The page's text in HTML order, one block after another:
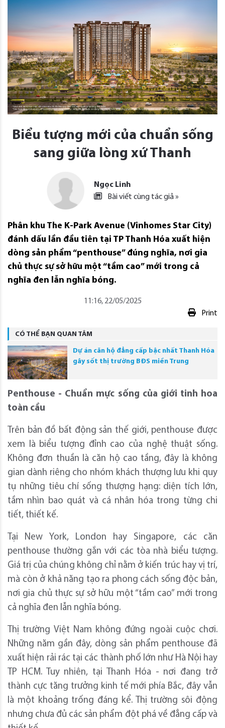
Biểu tượng mới của chuẩn sống
sang giữa lòng xứ Thanh
Ngọc Linh
Bài viết cùng tác giả »
Phân khu The K-Park Avenue (Vinhomes Star City)
đánh dấu lần đầu tiên tại TP Thanh Hóa xuất hiện
dòng sản phẩm “penthouse” đúng nghĩa, nơi gia
chủ thực sự sở hữu một “tầm cao” mới trong cả
nghĩa đen lẫn nghĩa bóng.
11:16, 22/05/2025
Print
CÓ THỂ BẠN QUAN TÂM
Dự án căn hộ đẳng cấp bậc nhất Thanh Hóa
gây sốt thị trường BĐS miền Trung
Penthouse - Chuẩn mực sống của giới tinh hoa
toàn cầu
Trên bản đồ bất động sản thế giới, penthouse được
xem là biểu tượng đỉnh cao của nghệ thuật sống.
Không đơn thuần là căn hộ cao tầng, đây là không
gian dành riêng cho nhóm khách thượng lưu khi quy
tụ những tiêu chí sống thượng hạng: diện tích lớn,
tầm nhìn bao quát và cá nhân hóa trong từng chi
tiết, thiết kế.
Tại New York, London hay Singapore, các căn
penthouse thường gắn với các tòa nhà biểu tượng.
Giá trị của chúng không chỉ nằm ở kiến trúc hay vị trí,
mà còn ở khả năng tạo ra phong cách sống độc bản,
nơi gia chủ thực sự sở hữu một “tầm cao” mới trong
cả nghĩa đen lẫn nghĩa bóng.
Thị trường Việt Nam không đứng ngoài cuộc chơi.
Những năm gần đây, dòng sản phẩm penthouse đã
xuất hiện rải rác tại các thành phố lớn như Hà Nội hay
TP HCM. Tuy nhiên, tại Thanh Hóa - nơi đang trở
thành cực tăng trưởng kinh tế mới phía Bắc, đây vẫn
là một khoảng trống đáng kể. Thị trường sôi động
nhưng chưa đủ các sản phẩm đột phá về đẳng cấp và